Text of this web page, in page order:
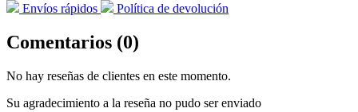
Envíos rápidos Política de devolución
Comentarios (0)
No hay reseñas de clientes en este momento.
Su agradecimiento a la reseña no pudo ser enviado